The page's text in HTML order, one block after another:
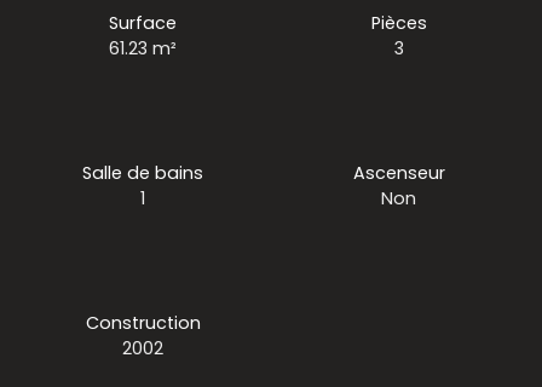
Surface
61.23m²
Pièces
3
Salle de bains
1
Ascenseur
Non
Construction
2002